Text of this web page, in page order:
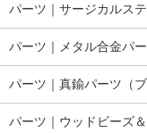
パーツ｜サージカルス
パーツ｜メタル合金パ
パーツ｜真鍮パーツ（ブ
パーツ｜ウッドビーズ